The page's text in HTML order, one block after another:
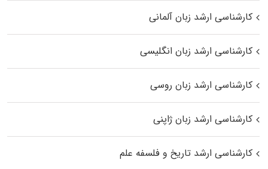
کارشناسی ارشد زبان آلمانی
کارشناسی ارشد زبان انگلیسی
کارشناسی ارشد زبان روسی
کارشناسی ارشد زبان ژاپنی
کارشناسی ارشد تاریخ و فلسفه علم